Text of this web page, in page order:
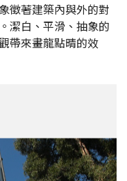
徵著建築內與外的對
潔白、平滑、抽象的
帶來畫龍點晴的效